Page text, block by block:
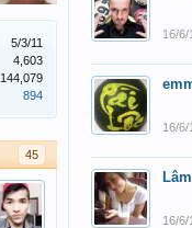
5/3/11
4,603
144,079
894
45
16/6/
16/6/
16/6/